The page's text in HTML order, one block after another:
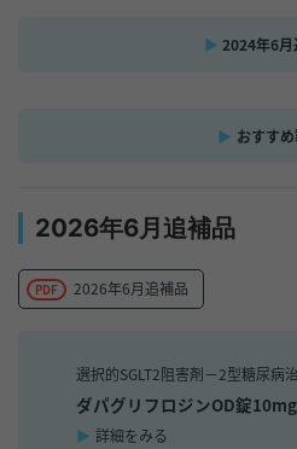
2024年6月
おすす
2026年6月追補品
2026年6月追補品
選択的SGLT2阻害剤－2型糖尿病
ダパグリフロジンOD錠10mg
詳細をみる